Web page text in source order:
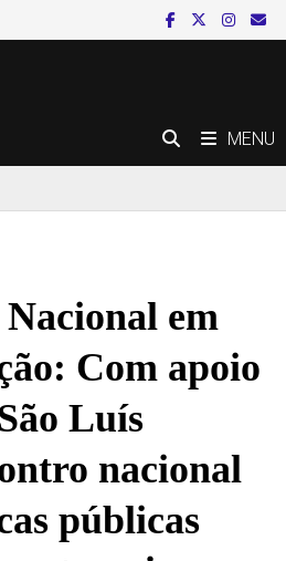
MENU
em
Com apoio
Luís
nacional
públicas